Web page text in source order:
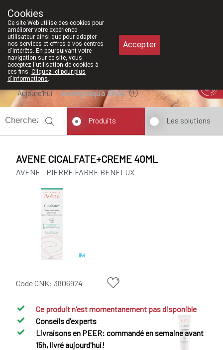
Aujourd'hui ouvert jusqu'à 18h30
Produits Les solutions
AVENE CICALFATE+CREME 40ML
AVENE - PIERRE FABRE BENELUX
Code CNK: 3806924
Ce produit n'est momentanement pas disponible
Conseils d'experts
Livraisons en PEER: commandé en semaine avant
15h, livré aujourd'hui!
Cookies
Ce site Web utilise des cookies pour
améliorer votre expérience
utilisateur ainsi que pour adapter
nos services et offres à vos centres
d'intérêts. En poursuivant votre
navigation sur ce site, vous
acceptez l'utilisation de cookies à
ces fins. Cliquez ici pour plus
d'informations.
Accepter